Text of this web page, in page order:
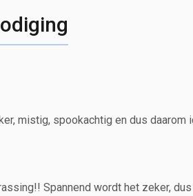
mistig, spookachtig en dus daarom
Spannend wordt het zeker,